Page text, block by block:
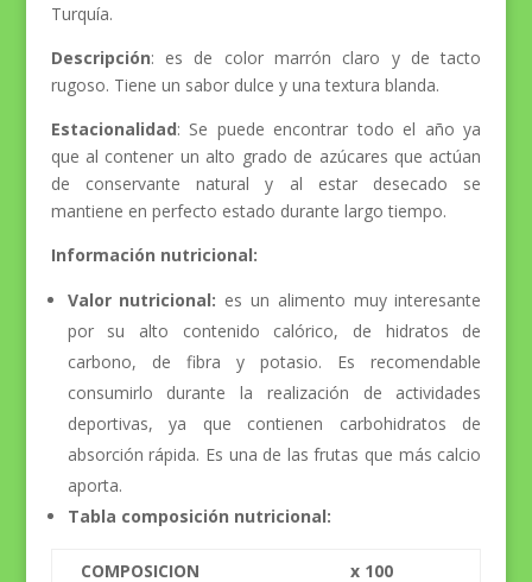
Turquía.
Descripción: es de color marrón claro y de tacto
rugoso. Tiene un sabor dulce y una textura blanda.
Estacionalidad: Se puede encontrar todo el año ya
que al contener un alto grado de azúcares que actúan
de conservante natural y al estar desecado se
mantiene en perfecto estado durante largo tiempo.
Información nutricional:
Valor nutricional: es un alimento muy interesante
por su alto contenido calórico, de hidratos de
carbono, de fibra y potasio. Es recomendable
consumirlo durante la realización de actividades
deportivas, ya que contienen carbohidratos de
absorción rápida. Es una de las frutas que más calcio
aporta.
Tabla composición nutricional:
COMPOSICION
x 100